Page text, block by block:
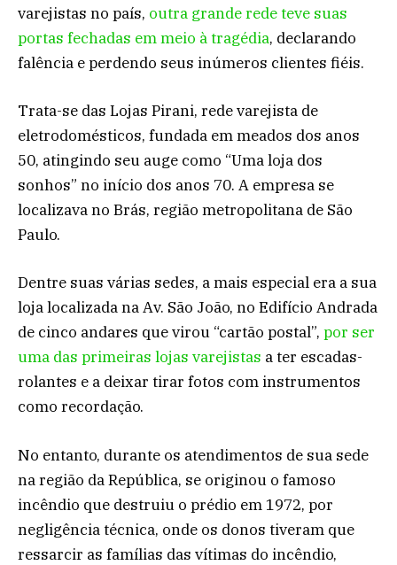
varejistas no país, outra grande rede teve suas
portas fechadas em meio à tragédia, declarando
falência e perdendo seus inúmeros clientes fiéis.
Trata-se das Lojas Pirani, rede varejista de
eletrodomésticos, fundada em meados dos anos
50, atingindo seu auge como “Uma loja dos
sonhos” no início dos anos 70. A empresa se
localizava no Brás, região metropolitana de São
Paulo.
Dentre suas várias sedes, a mais especial era a sua
loja localizada na Av. São João, no Edifício Andrada
de cinco andares que virou “cartão postal”, por ser
uma das primeiras lojas varejistas a ter escadas-
rolantes e a deixar tirar fotos com instrumentos
como recordação.
No entanto, durante os atendimentos de sua sede
na região da República, se originou o famoso
incêndio que destruiu o prédio em 1972, por
negligência técnica, onde os donos tiveram que
ressarcir as famílias das vítimas do incêndio,